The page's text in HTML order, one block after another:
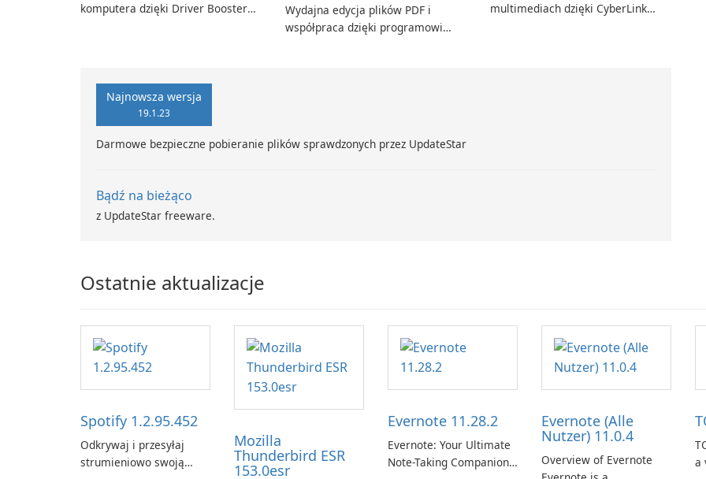
komputera dzięki Driver Booster
Wydajna edycja plików PDF i
współpraca dzięki programowi
multimediach dzięki CyberLink
Najnowsza wersja
19.1.23
Darmowe bezpieczne pobieranie plików sprawdzonych przez UpdateStar
Bądź na bieżąco
z UpdateStar freeware.
Ostatnie aktualizacje
Spotify 1.2.95.452
Odkrywaj i przesyłaj
strumieniowo swoją
Mozilla
Thunderbird ESR
153.0esr
Evernote 11.28.2
Evernote: Your Ultimate
Note-Taking Companion
Evernote (Alle
Nutzer) 11.0.4
Overview of Evernote
a